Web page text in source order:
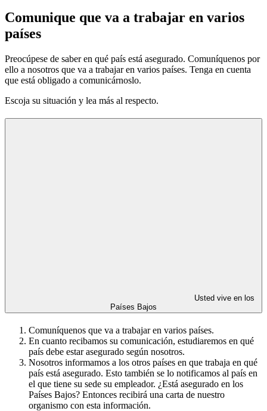
Comunique que va a trabajar en varios
países
Preocúpese de saber en qué país está asegurado. Comuníquenos por
ello a nosotros que va a trabajar en varios países. Tenga en cuenta
que está obligado a comunicárnoslo.
Escoja su situación y lea más al respecto.
Usted vive en los
Países Bajos
Comuníquenos que va a trabajar en varios países.
En cuanto recibamos su comunicación, estudiaremos en qué
país debe estar asegurado según nosotros.
Nosotros informamos a los otros países en que trabaja en qué
país está asegurado. Esto también se lo notificamos al país en
el que tiene su sede su empleador. ¿Está asegurado en los
Países Bajos? Entonces recibirá una carta de nuestro
organismo con esta información.